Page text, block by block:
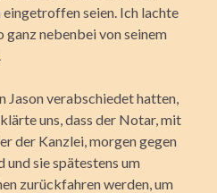
eingetroffen seien. Ich lachte
ganz nebenbei von seinem
Jason verabschiedet hatten,
uns, dass der Notar, mit
der Kanzlei, morgen gegen
sie spätestens um
zurückfahren werden, um